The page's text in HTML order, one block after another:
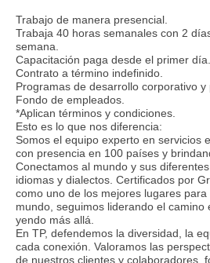
Trabajo de manera presencial.
Trabaja 40 horas semanales con 2
semana.
Capacitación paga desde el primer día.
Contrato a término indefinido.
Programas de desarrollo corporativo y
Fondo de empleados.
*Aplican términos y condiciones.
Esto es lo que nos diferencia:
Somos el equipo experto en servicios
con presencia en 100 países y
Conectamos al mundo y sus
idiomas y dialectos. Certificados por
como uno de los mejores lugares
mundo, seguimos liderando el camino
yendo más allá.
En TP, defendemos la diversidad, la
cada conexión. Valoramos las
de nuestros clientes y colaboradores,